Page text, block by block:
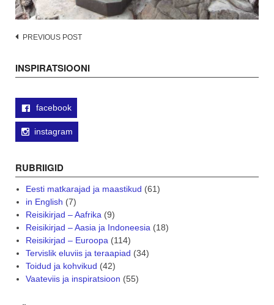
Post
PREVIOUS POST
INSPIRATSIOONI
facebook
instagram
RUBRIIGID
Eesti matkarajad ja maastikud (61)
in English (7)
Reisikirjad – Aafrika(9)
Reisikirjad – Aasia ja Indoneesia(18)
Reisikirjad – Euroopa(114)
Tervislik eluviis ja teraapiad (34)
Toidud ja kohvikud (42)
Vaateviis ja inspiratsioon (55)